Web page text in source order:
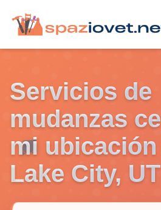
🚚
Servicios de
mudanzas
mi
Lake City, UT